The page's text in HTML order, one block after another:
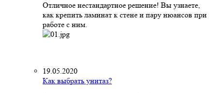
Отличное нестандартное решение! Вы узнаете,
как крепить ламинат к стене и пару нюансов при
работе с ним.
19.05.2020
Как выбрать унитаз?